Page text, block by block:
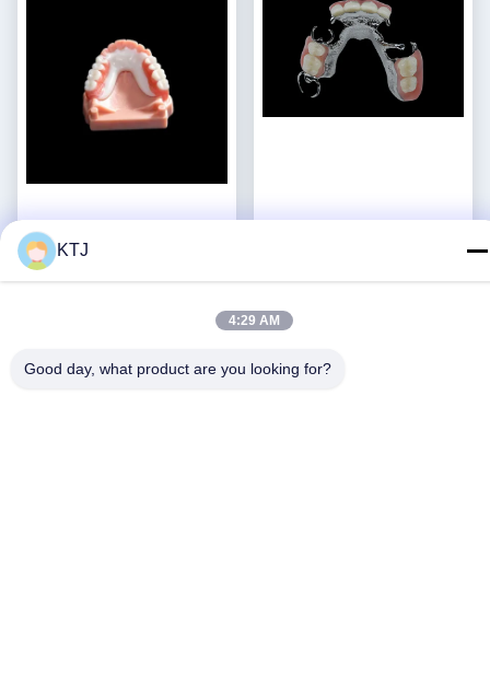
PEEK Framework Denture
Removable False Teeth
Custom
cadre en titane cadre en
KTJ
4:29 AM
Good day, what product are you looking for?